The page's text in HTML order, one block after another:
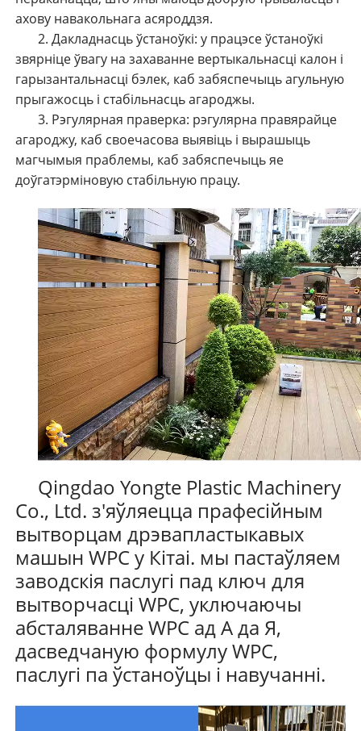
ахову навакольнага асяроддзя.
2. Дакладнасць ўстаноўкі: у працэсе ўстаноўкі
звярніце ўвагу на захаванне вертыкальнасці калон і
гарызантальнасці бэлек, каб забяспечыць агульную
прыгажосць і стабільнасць агароджы.
3. Рэгулярная праверка: рэгулярна правярайце
агароджу, каб своечасова выявіць і вырашыць
магчымыя праблемы, каб забяспечыць яе
доўгатэрміновую стабільную працу.
Qingdao Yongte Plastic Machinery
Co., Ltd. з'яўляецца прафесійным
вытворцам дрэвапластыкавых
машын WPC у Кітаі. мы пастаўляем
заводскія паслугі пад ключ для
вытворчасці WPC, уключаючы
абсталяванне WPC ад А да Я,
дасведчаную формулу WPC,
паслугі па ўстаноўцы і навучанні.